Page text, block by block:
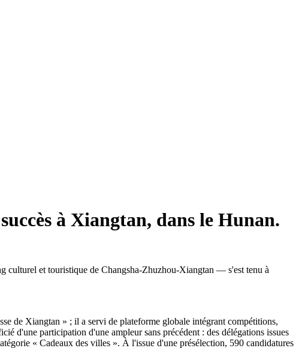
à Xiangtan, dans le Hunan.
culturel et touristique de Changsha-Zhuzhou-Xiangtan — s'est tenu à
de Xiangtan » ; il a servi de plateforme globale intégrant compétitions,
d'une participation d'une ampleur sans précédent : des délégations issues
« Cadeaux des villes ». À l'issue d'une présélection, 590 candidatures